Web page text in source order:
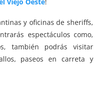
y oficinas de sheriffs,
espectáculos como,
también podrás visitar
paseos en carreta y